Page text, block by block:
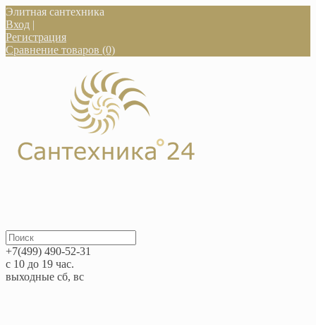
Элитная сантехника
Вход |
Регистрация
Сравнение товаров (0)
+7(499) 490-52-31
с 10 до 19 час.
выходные сб, вс